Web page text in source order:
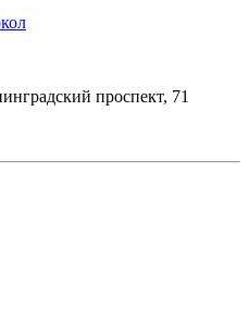
проспект, 71